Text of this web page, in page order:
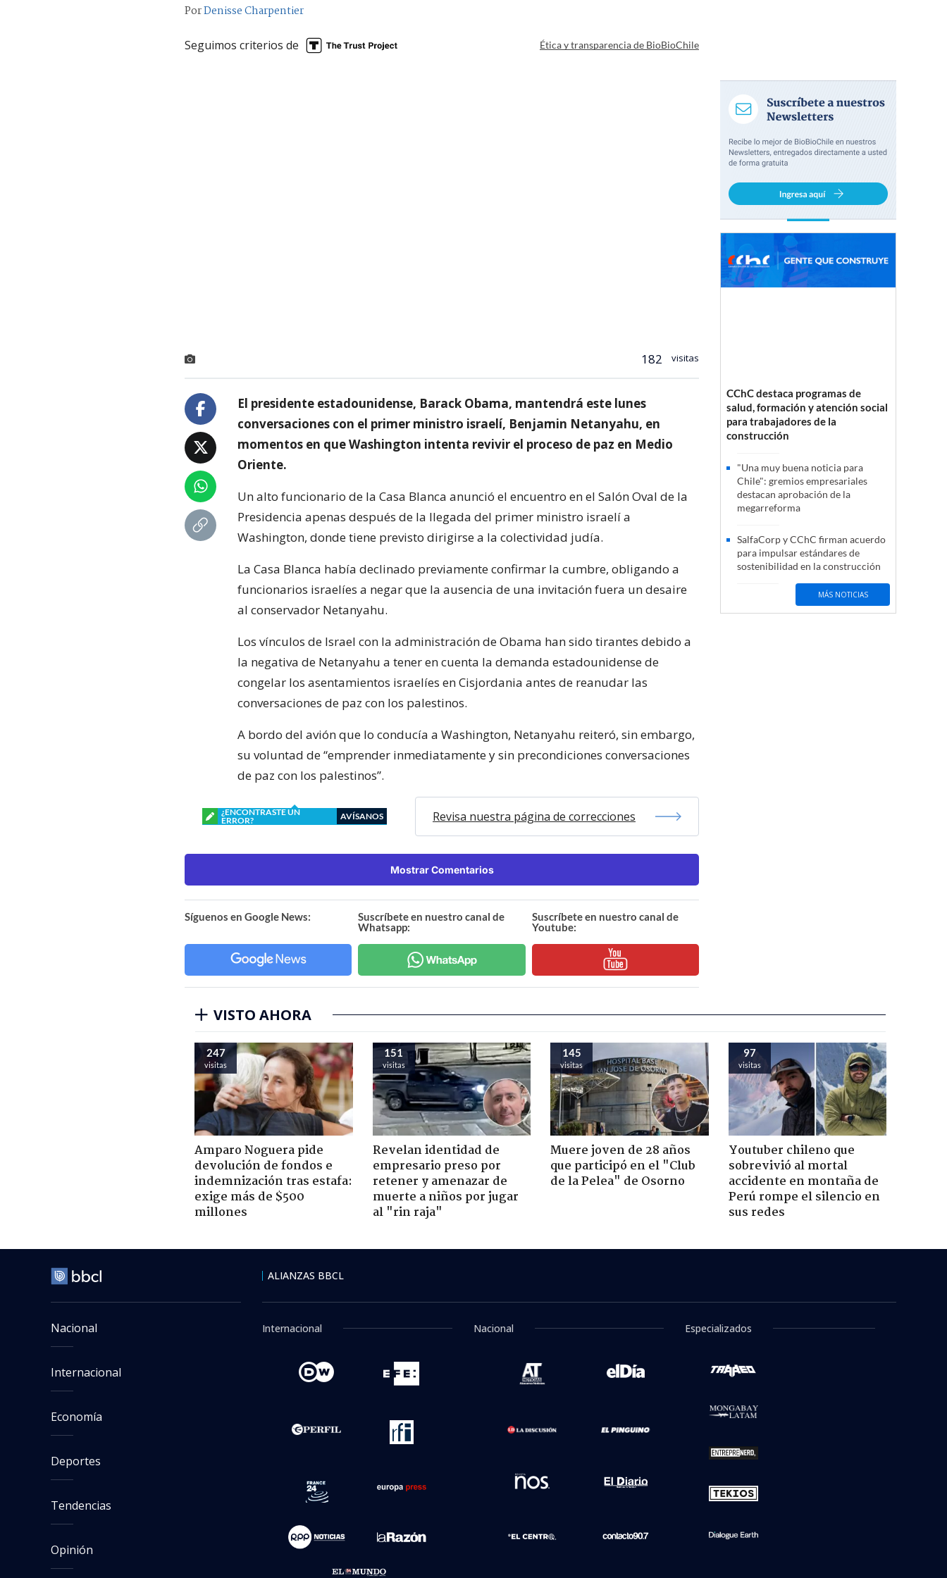
PorDenisse Charpentier
Seguimos criterios de Ética y transparencia de BioBioChile
182 visitas
El presidente estadounidense, Barack Obama, mantendrá este lunes
conversaciones con el primer ministro israelí, Benjamin Netanyahu, en
momentos en que Washington intenta revivir el proceso de paz en Medio
Oriente.
Un alto funcionario de la Casa Blanca anunció el encuentro en el Salón Oval de la
Presidencia apenas después de la llegada del primer ministro israelí a
Washington, donde tiene previsto dirigirse a la colectividad judía.
La Casa Blanca había declinado previamente confirmar la cumbre, obligando a
funcionarios israelíes a negar que la ausencia de una invitación fuera un desaire
al conservador Netanyahu.
Los vínculos de Israel con la administración de Obama han sido tirantes debido a
la negativa de Netanyahu a tener en cuenta la demanda estadounidense de
congelar los asentamientos israelíes en Cisjordania antes de reanudar las
conversaciones de paz con los palestinos.
A bordo del avión que lo conducía a Washington, Netanyahu reiteró, sin embargo,
su voluntad de “emprender inmediatamente y sin precondiciones conversaciones
de paz con los palestinos”.
¿ENCONTRASTE UN
ERROR?
AVÍSANOS Revisa nuestra página de correcciones
Mostrar Comentarios
Síguenos en Google News:
Suscríbete en nuestro canal de
Whatsapp:
Suscríbete en nuestro canal de
Youtube:
CChC destaca programas de
salud, formación y atención social
para trabajadores de la
construcción
"Una muy buena noticia para
Chile": gremios empresariales
destacan aprobación de la
megarreforma
SalfaCorp y CChC firman acuerdo
para impulsar estándares de
sostenibilidad en la construcción
MÁS NOTICIAS
VISTO AHORA
247
visitas
Amparo Noguera pide
devolución de fondos e
indemnización tras estafa:
exige más de $500
millones
151
visitas
Revelan identidad de
empresario preso por
retener y amenazar de
muerte a niños por jugar
al "rin raja"
145
visitas
Muere joven de 28 años
que participó en el "Club
de la Pelea" de Osorno
97
visitas
Youtuber chileno que
sobrevivió al mortal
accidente en montaña de
Perú rompe el silencio en
sus redes
Nacional
Internacional
Economía
Deportes
Tendencias
Opinión
ALIANZAS BBCL
Internacional Nacional Especializados